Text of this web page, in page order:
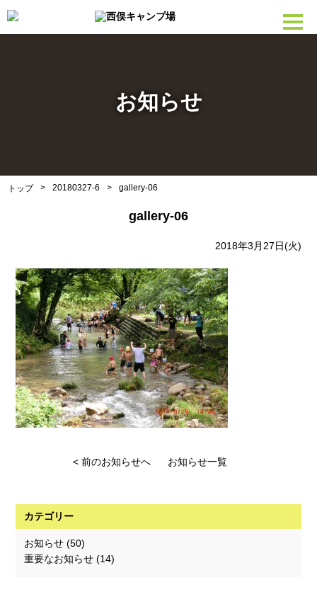
お知らせ
トップ > 20180327-6 > gallery-06
gallery-06
2018年3月27日(火)
< 前のお知らせへ お知らせ一覧
カテゴリー
お知らせ (50)
重要なお知らせ (14)